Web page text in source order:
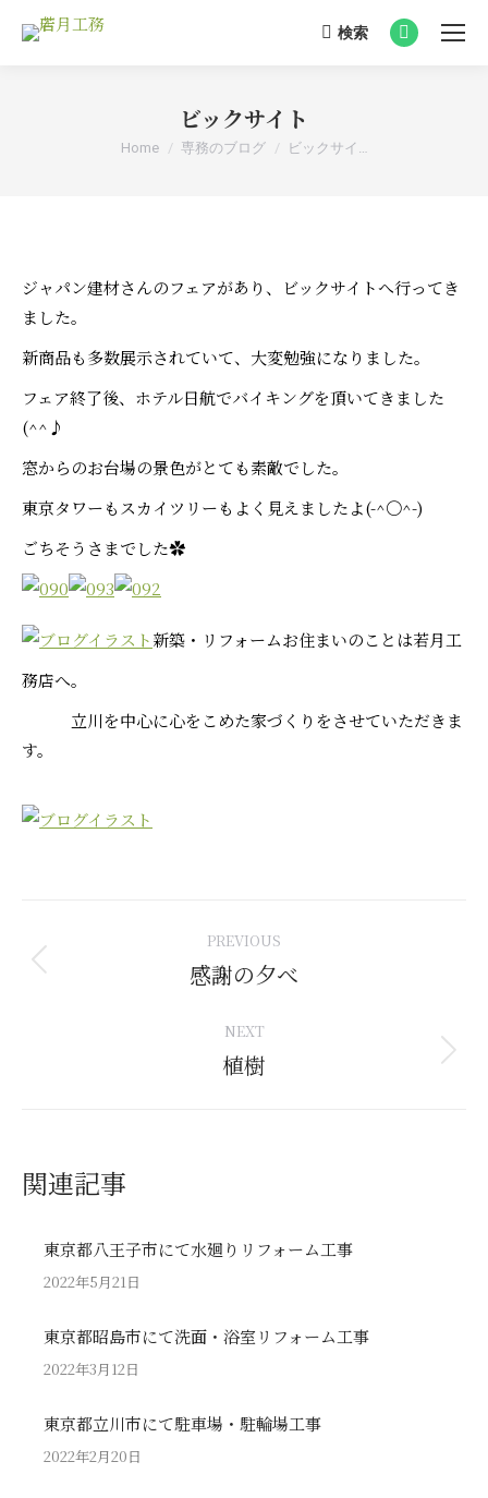
Search:
検索
Facebook
ビックサイト
You are here:
Home 専務のブログ ビックサイ…
ジャパン建材さんのフェアがあり、ビックサイトへ行ってき
ました。
新商品も多数展示されていて、大変勉強になりました。
フェア終了後、ホテル日航でバイキングを頂いてきました
(^^♪
窓からのお台場の景色がとても素敵でした。
東京タワーもスカイツリーもよく見えましたよ(-^〇^-)
ごちそうさまでした✿
新築・リフォームお住まいのことは若月工
務店へ。
立川を中心に心をこめた家づくりをさせていただきま
す。
navigation
PREVIOUS
Previous
感謝の夕べ
NEXT
Next
植樹
関連記事
東京都八王子市にて水廻りリフォーム工事
2022年5月21日
東京都昭島市にて洗面・浴室リフォーム工事
2022年3月12日
東京都立川市にて駐車場・駐輪場工事
2022年2月20日